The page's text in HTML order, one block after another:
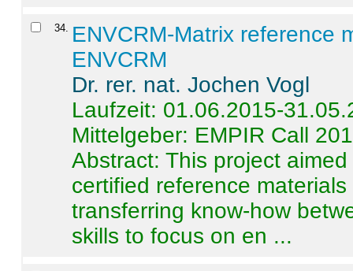
34. ENVCRM-Matrix reference
ENVCRM
Dr. rer. nat. Jochen Vogl
Laufzeit: 01.06.2015-
Mittelgeber: EMPIR Call
Abstract:This project
certified reference
transferring know-how
skills to focus on en ...